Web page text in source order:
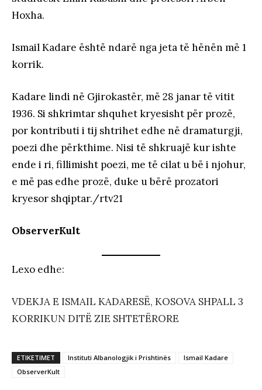
Hoxha.
Ismail Kadare është ndarë nga jeta të hënën më 1
korrik.
Kadare lindi në Gjirokastër, më 28 janar të vitit
1936. Si shkrimtar shquhet kryesisht për prozë,
por kontributi i tij shtrihet edhe në dramaturgji,
poezi dhe përkthime. Nisi të shkruajë kur ishte
ende i ri, fillimisht poezi, me të cilat u bë i njohur,
e më pas edhe prozë, duke u bërë prozatori
kryesor shqiptar./rtv21
ObserverKult
Lexo edhe:
VDEKJA E ISMAIL KADARESË, KOSOVA SHPALL 3
KORRIKUN DITË ZIE SHTETËRORE
ETIKETIMET Instituti Albanologjik i Prishtinës
Ismail Kadare
ObserverKult